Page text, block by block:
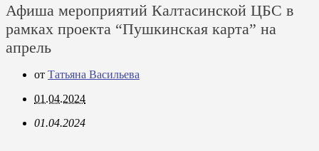
Афиша мероприятий Калтасинской ЦБС в
рамках проекта “Пушкинская карта” на
апрель
от Татьяна Васильева
01.04.2024
01.04.2024